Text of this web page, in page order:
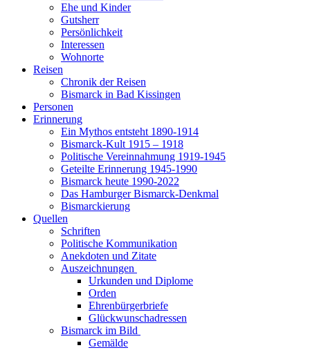
Ehe und Kinder
Gutsherr
Persönlichkeit
Interessen
Wohnorte
Reisen
Chronik der Reisen
Bismarck in Bad Kissingen
Personen
Erinnerung
Ein Mythos entsteht 1890-1914
Bismarck-Kult 1915 – 1918
Politische Vereinnahmung 1919-1945
Geteilte Erinnerung 1945-1990
Bismarck heute 1990-2022
Das Hamburger Bismarck-Denkmal
Bismarckierung
Quellen
Schriften
Politische Kommunikation
Anekdoten und Zitate
Auszeichnungen
Urkunden und Diplome
Orden
Ehrenbürgerbriefe
Glückwunschadressen
Bismarck im Bild
Gemälde